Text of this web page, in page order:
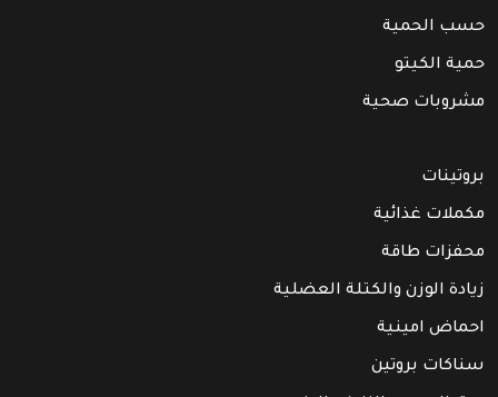
حسب الحمية
حمية الكيتو
مشروبات صحية
بروتينات
مكملات غذائية
محفزات طاقة
زيادة الوزن والكتلة العضلية
احماض امينية
سناكات بروتين